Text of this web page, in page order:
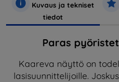
Kuvaus ja tekniset
tiedot
Paras
Kaareva näyttö on
lasisuunnittelijoille.